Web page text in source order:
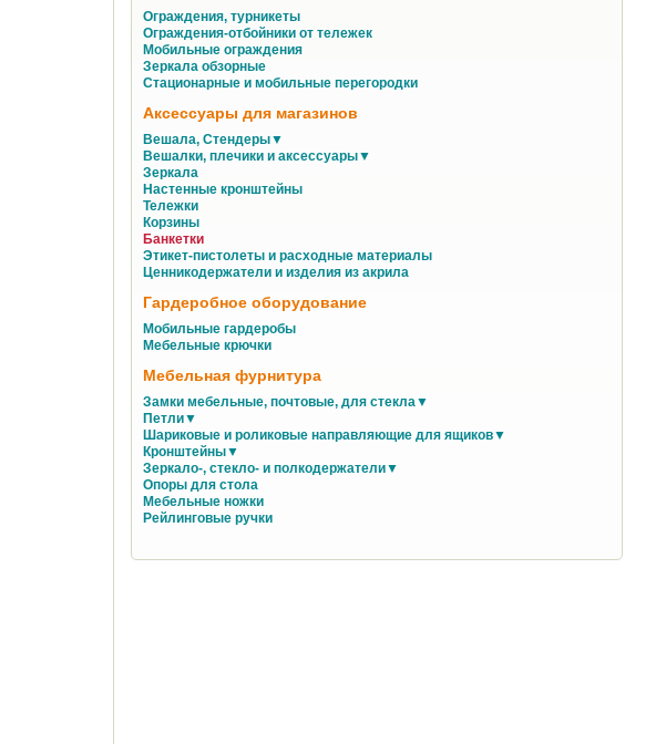
Ограждения, турникеты
Ограждения-отбойники от тележек
Мобильные ограждения
Зеркала обзорные
Стационарные и мобильные перегородки
Аксессуары для магазинов
Вешала, Стендеры▼
Вешалки, плечики и аксессуары▼
Зеркала
Настенные кронштейны
Тележки
Корзины
Банкетки
Этикет-пистолеты и расходные материалы
Ценникодержатели и изделия из акрила
Гардеробное оборудование
Мобильные гардеробы
Мебельные крючки
Мебельная фурнитура
Замки мебельные, почтовые, для стекла▼
Петли▼
Шариковые и роликовые направляющие для ящиков▼
Кронштейны▼
Зеркало-, стекло- и полкодержатели▼
Опоры для стола
Мебельные ножки
Рейлинговые ручки